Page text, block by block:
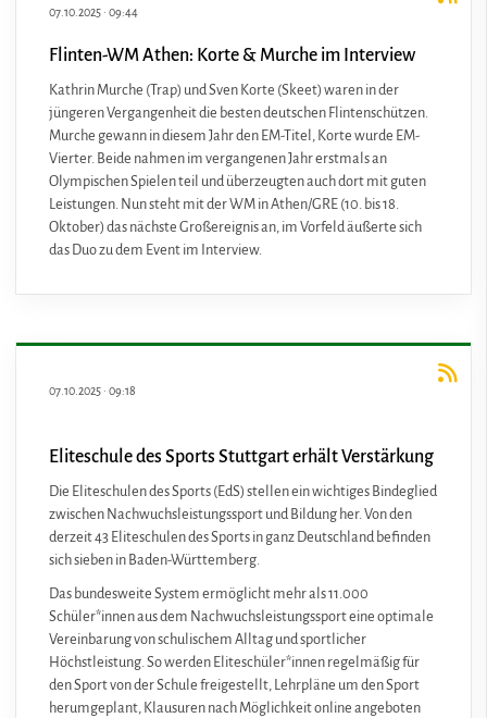
07.10.2025 · 09:44
Flinten-WM Athen: Korte & Murche im Interview
Kathrin Murche (Trap) und Sven Korte (Skeet) waren in der
jüngeren Vergangenheit die besten deutschen Flintenschützen.
Murche gewann in diesem Jahr den EM-Titel, Korte wurde EM-
Vierter. Beide nahmen im vergangenen Jahr erstmals an
Olympischen Spielen teil und überzeugten auch dort mit guten
Leistungen. Nun steht mit der WM in Athen/GRE (10. bis 18.
Oktober) das nächste Großereignis an, im Vorfeld äußerte sich
das Duo zu dem Event im Interview.
07.10.2025 · 09:18
Eliteschule des Sports Stuttgart erhält Verstärkung
Die Eliteschulen des Sports (EdS) stellen ein wichtiges Bindeglied
zwischen Nachwuchsleistungssport und Bildung her. Von den
derzeit 43 Eliteschulen des Sports in ganz Deutschland befinden
sich sieben in Baden-Württemberg.
Das bundesweite System ermöglicht mehr als 11.000
Schüler*innen aus dem Nachwuchsleistungssport eine optimale
Vereinbarung von schulischem Alltag und sportlicher
Höchstleistung. So werden Eliteschüler*innen regelmäßig für
den Sport von der Schule freigestellt, Lehrpläne um den Sport
herumgeplant, Klausuren nach Möglichkeit online angeboten